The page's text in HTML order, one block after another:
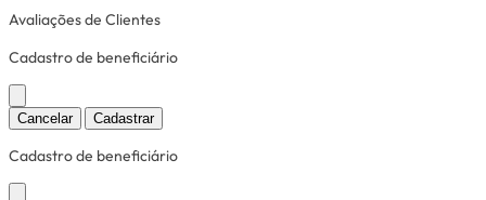
Avaliações de Clientes
Cadastro de beneficiário
Cancelar Cadastrar
Cadastro de beneficiário